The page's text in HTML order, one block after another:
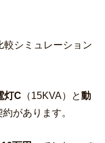
較シミュレーション
灯C （15KVA）と動
があります。